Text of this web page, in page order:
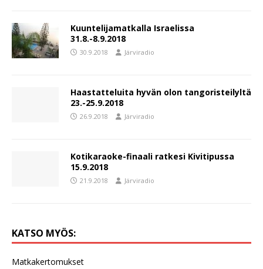
Kuuntelijamatkalla Israelissa
31.8.-8.9.2018
30.9.2018 Järviradio
Haastatteluita hyvän olon tangoristeilyltä
23.-25.9.2018
26.9.2018 Järviradio
Kotikaraoke-finaali ratkesi Kivitipussa
15.9.2018
21.9.2018 Järviradio
KATSO MYÖS:
Matkakertomukset